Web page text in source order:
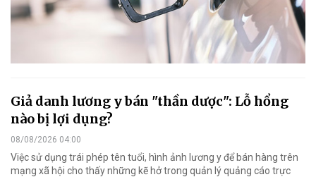
Giả danh lương y bán "thần dược": Lỗ hổng
nào bị lợi dụng?
08/08/2026 04:00
Việc sử dụng trái phép tên tuổi, hình ảnh lương y để bán hàng trên
mạng xã hội cho thấy những kẽ hở trong quản lý quảng cáo trực